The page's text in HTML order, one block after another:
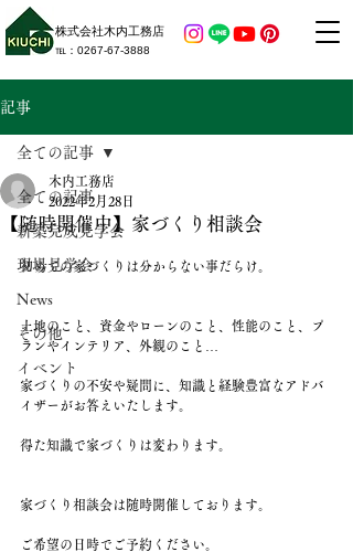
株式会社木内工務店
​℡：​0267-67-3888
記事
全ての記事
新築完成見学会
現場見学会
News
その他
イベント
全ての記事
【随時開催中】家づくり相談会
木内工務店
2022年2月28日
初めての家づくりは分からない事だらけ。
土地のこと、資金やローンのこと、性能のこと、プ
ランやインテリア、外観のこと…
家づくりの不安や疑問に、知識と経験豊富なアドバ
イザーがお答えいたします。
得た知識で家づくりは変わります。
家づくり相談会は随時開催しております。
ご希望の日時でご予約ください。